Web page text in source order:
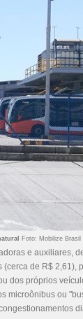
Foto: Mobilize Brasil
e auxiliares,
de R$ 2,61),
dos próprios
microônibus ou